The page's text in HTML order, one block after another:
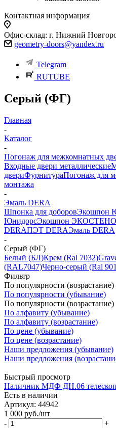
Контактная информация
Офис-склад: г. Нижний
geometry-doors@yandex.ru
Telegram
RUTUBE
Серый (ФГ)
Главная
-
Каталог
-
Погонаж для межкомнатных
Входные двери металлические
двериФурнитураПогонаж для
монтажа
-
Эмаль DERA
Шпонка для доборовЭкошпон
ЮнидорсЭкошпон ЭКО
DERAПЭТ DERAЭмаль DERA
-
Серый (ФГ)
Белый (БЛ)Крем (Ral 7032)
(RAL7047)Черно-серый (Ral
Фильтр
По популярности (возрастание)
По популярности (убывание)
По популярности (возрастание)
По алфавиту (убывание)
По алфавиту (возрастание)
По цене (убывание)
По цене (возрастание)
Наши предложения (убывание)
Наши предложения
Быстрый просмотр
Наличник МДФ ДН.06
Есть в наличии
Артикул: 44942
1 000 руб./шт
-
+